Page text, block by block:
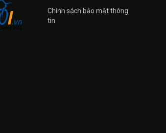
Chính sách bảo mật thông
tin